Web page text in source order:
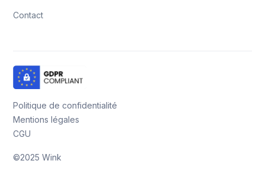
Contact
©2025 Wink
Politique de confidentialité
Mentions légales
CGU